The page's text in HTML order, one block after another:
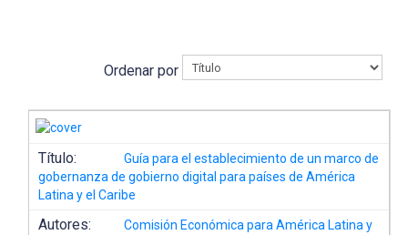
Ordenar por
Título:
Guía para el establecimiento de un marco de
gobernanza de gobierno digital para países de América
Latina y el Caribe
Autores:
Comisión Económica para América Latina y